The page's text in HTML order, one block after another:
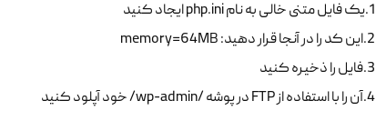
1.یک فایل متنی خالی به نام php.ini ایجاد کنید
2.این کد را در آنجا قرار دهید: memory=64MB
3.فایل را ذخیره کنید
4.آن را با استفاده از FTP در پوشه /wp-admin/ خود آپلود کنید